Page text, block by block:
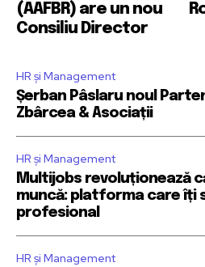
(AAFBR) are un nou
Consiliu Director
HR și Management
Șerban Pâslaru noul
Zbârcea & Asociații
HR și Management
Multijobs revoluționează
muncă: platforma care îți
profesional
HR și Management